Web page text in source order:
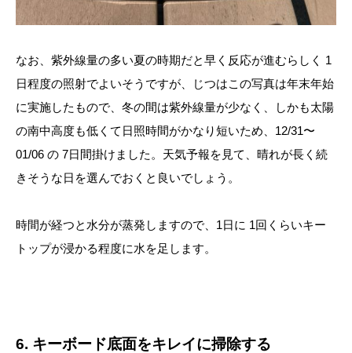
なお、紫外線量の多い夏の時期だと早く反応が進むらしく 1
日程度の照射でよいそうですが、じつはこの写真は年末年始
に実施したもので、冬の間は紫外線量が少なく、しかも太陽
の南中高度も低くて日照時間がかなり短いため、12/31〜
01/06 の 7日間掛けました。天気予報を見て、晴れが長く続
きそうな日を選んでおくと良いでしょう。
時間が経つと水分が蒸発しますので、1日に 1回くらいキー
トップが浸かる程度に水を足します。
6. キーボード底面をキレイに掃除する